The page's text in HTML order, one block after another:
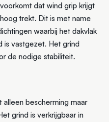
dat wind grip krijgt
trekt. Dit is met name
waarbij het dakvlak
is vastgezet. Het grind
de nodige stabiliteit.
bescherming maar
grind is verkrijgbaar in